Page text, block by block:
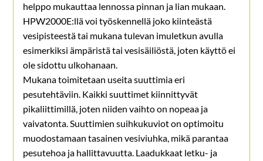
helppo mukauttaa lennossa pinnan ja lian mukaan.
HPW2000E:llä voi työskennellä joko kiinteästä
vesipisteestä tai mukana tulevan imuletkun avulla
esimerkiksi ämpäristä tai vesisäiliöstä, joten käyttö ei
ole sidottu ulkohanaan.
Mukana toimitetaan useita suuttimia eri
pesutehtäviin. Kaikki suuttimet kiinnittyvät
pikaliittimillä, joten niiden vaihto on nopeaa ja
vaivatonta. Suuttimien suihkukuviot on optimoitu
muodostamaan tasainen vesiviuhka, mikä parantaa
pesutehoa ja hallittavuutta. Laadukkaat letku- ja